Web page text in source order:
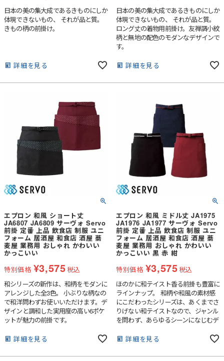
日本の美の集大成であるきものにしか
体現できないもの、 それが品と質。
きもの柄の前掛け。
詳細を見る
日本の美の集大成であるきものにしか
体現できないもの、 それが品と質。
ロング丈の着物用前掛け。友禅調小紋
柄と無地の配色のモダンなデザインで
す。
詳細を見る
エプロン 和風 ショート丈
JA6807 JA6809 サーヴォ Servo
前掛 定番 上品 飲食店 制服 ユニ
フォーム 居酒屋 和食店 酒屋 蕎
麦屋 業務用 おしゃれ かわいい
かっこいい
特別価格 ¥3,575税込
和シリーズの新作は、和柄をモダンに
アレンジした全3色。 小ぶりな柄なの
で和洋問わずお使いいただけます。デ
ザインと調和した実用度の高い6ポケ
ットが魅力の前掛です。
詳細を見る
エプロン 和風 ミドル丈 JA1975
JA1976 JA1977 サーヴォ Servo
前掛 定番 上品 飲食店 制服 ユニ
フォーム 居酒屋 和食店 酒屋 蕎
麦屋 業務用 おしゃれ かわいい
かっこいい 黒 赤 紺
特別価格 ¥3,575税込
ほのかに和テイスト香る前掛も豊富に
ラインナップ。 和柄や和風の素材感
にこだわったシリーズは、あくまでさ
りげない和テイストなので、ジャンル
を問わず、あらゆるシーンになじむデ
詳細を見る